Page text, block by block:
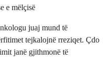
e mëlçisë
juaj mund të
tejkalojnë rreziqet. Çdo
janë gjithmonë të